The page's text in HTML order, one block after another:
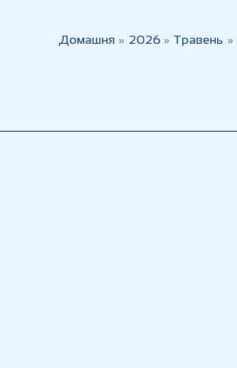
Домашня 2026 Травень